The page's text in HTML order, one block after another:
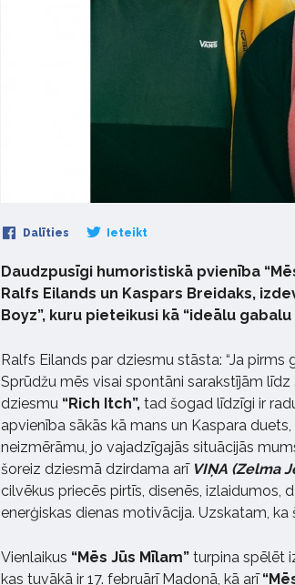
Dalīties Ieteikt
Daudzpusīgi humoristiskā pvienība
Ralfs Eilands un Kaspars Breidaks,
Boyz”, kuru pieteikusi kā “ideālu
Ralfs Eilands par dziesmu stāsta: “Ja
Sprūdžu mēs visai spontāni sarakstījām
dziesmu “Rich Itch”, tad šogad līdzīgi ir
apvienība sākās kā mans un Kaspara
neizmērāmu, jo vajadzīgajās situācijās
šoreiz dziesmā dzirdama arī VIŅA (Zelma
cilvēkus priecēs pirtīs, disenēs, izlaidumos,
enerģiskas dienas motivācija. Uzskatam, ka
Vienlaikus “Mēs Jūs Mīlam” turpina spēlēt
kas tuvākā ir 17. februārī Madonā, kā arī